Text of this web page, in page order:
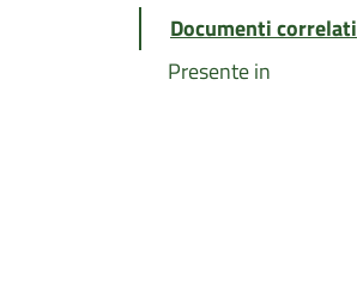
Documenti correlati
Presente in